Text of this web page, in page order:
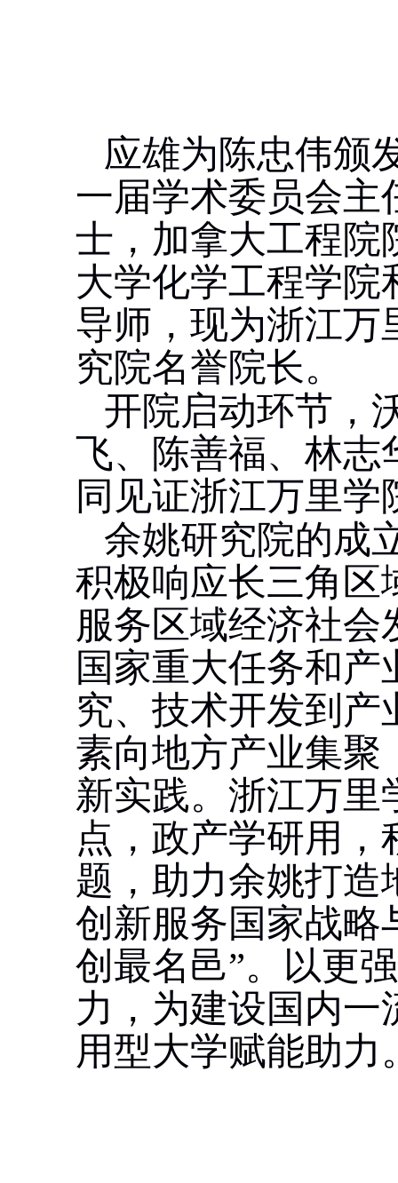
应雄为陈忠伟颁
一届学术委员会主
士，加拿大工程院
大学化学工程学院
导师，现为浙江万
究院名誉院长。
开院启动环节，
飞、陈善福、林志
同见证浙江万里
余姚研究院的成
积极响应长三角区
服务区域经济社
国家重大任务和
究、技术开发到产
素向地方产业集聚
新实践。浙江万里
点，政产学研用，
题，助力余姚打造
创新服务国家战略
创最名邑”。以更
力，为建设国内一
用型大学赋能助力